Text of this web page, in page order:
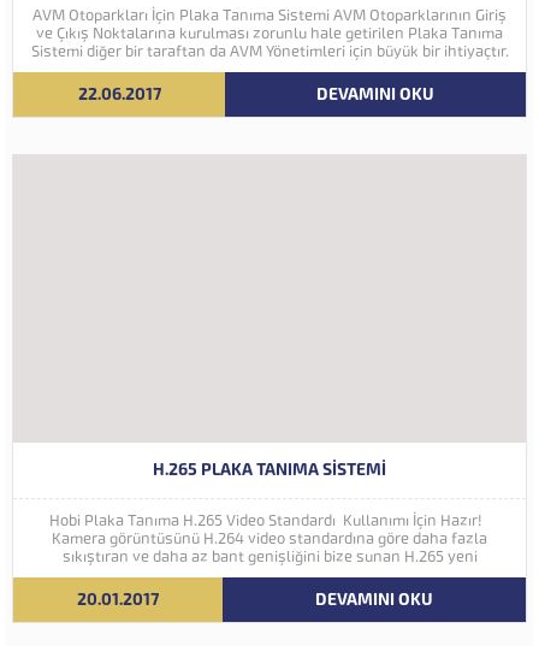
AVM Otoparkları İçin Plaka Tanıma Sistemi AVM Otoparklarının Giriş
ve Çıkış Noktalarına kurulması zorunlu hale getirilen Plaka Tanıma
Sistemi diğer bir taraftan da AVM Yönetimleri için büyük bir ihtiyaçtır.
AVM Yönetimleri Plaka Tanıma Sisteminden elde edecekleri verilerle
müşteri yoğunluk analizlerini çok ayrıntılı...
22.06.2017 DEVAMINI OKU
H.265 PLAKA TANIMA SISTEMI
Hobi Plaka Tanıma H.265 Video Standardı Kullanımı İçin Hazır!
Kamera görüntüsünü H.264 video standardına göre daha fazla
sıkıştıran ve daha az bant genişliğini bize sunan H.265 yeni
nesil kodlama teknolojisi Hobi Plaka Tanıma Sistemine eklenmiştir.
İleriki yıllarda 4K ve...
20.01.2017 DEVAMINI OKU